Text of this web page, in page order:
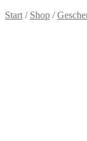
Start / Shop /